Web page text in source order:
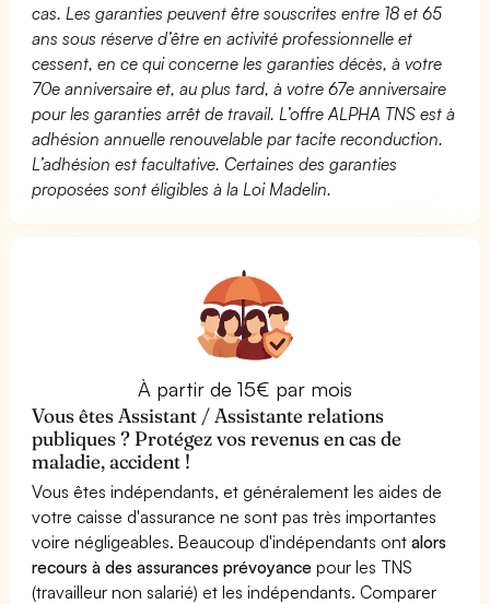
cas. Les garanties peuvent être souscrites entre 18 et 65
ans sous réserve d’être en activité professionnelle et
cessent, en ce qui concerne les garanties décès, à votre
70e anniversaire et, au plus tard, à votre 67e anniversaire
pour les garanties arrêt de travail. L’offre ALPHA TNS est à
adhésion annuelle renouvelable par tacite reconduction.
L’adhésion est facultative. Certaines des garanties
proposées sont éligibles à la Loi Madelin.
À partir de 15€ par mois
Vous êtes Assistant / Assistante relations
publiques ? Protégez vos revenus en cas de
maladie, accident !
Vous êtes indépendants, et généralement les aides de
votre caisse d'assurance ne sont pas très importantes
voire négligeables. Beaucoup d'indépendants ontalors
recours à des assurances prévoyance pour les TNS
(travailleur non salarié) et les indépendants. Comparer